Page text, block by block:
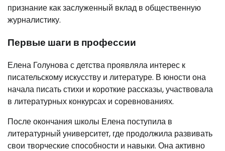
признание как заслуженный вклад в общественную
журналистику.
Первые шаги в профессии
Елена Голунова с детства проявляла интерес к
писательскому искусству и литературе. В юности она
начала писать стихи и короткие рассказы, участвовала
в литературных конкурсах и соревнованиях.
После окончания школы Елена поступила в
литературный университет, где продолжила развивать
свои творческие способности и навыки. Она активно